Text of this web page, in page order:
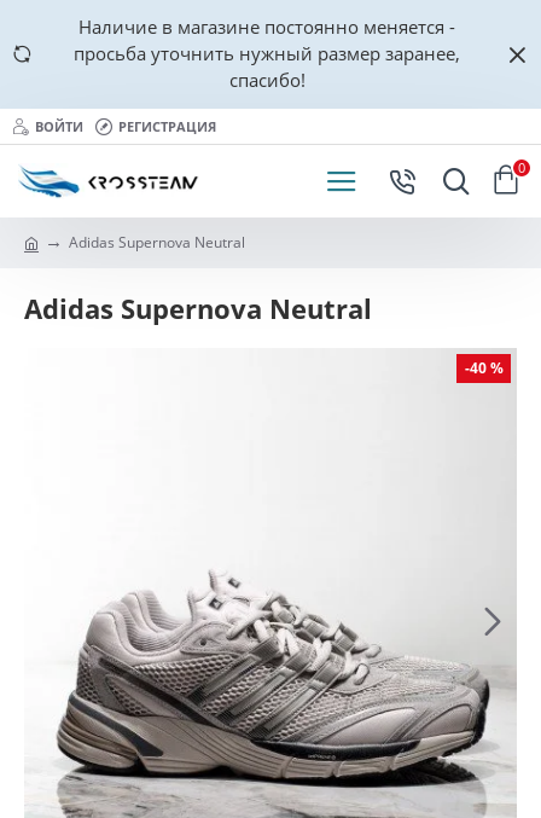
Наличие в магазине постоянно меняется -
просьба уточнить нужный размер заранее,
спасибо!
ВОЙТИ РЕГИСТРАЦИЯ
0
Adidas Supernova Neutral
Adidas Supernova Neutral
-40 %